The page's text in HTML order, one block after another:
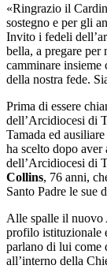
«Ringrazio il
sostegno e per gli
Invito i fedeli
bella, a pregare per
camminare insieme
della nostra fede.
Prima di essere
dell’Arcidiocesi di
Tamada ed
ha scelto dopo aver
dell’Arcidiocesi di
Collins, 76 anni,
Santo Padre le sue
Alle spalle il nuovo
profilo istituzionale
parlano di lui come
all’interno della